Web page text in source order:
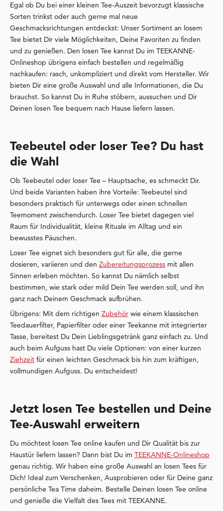
Egal ob Du bei einer kleinen Tee-Auszeit bevorzugt klassische
Sorten trinkst oder auch gerne mal neue
Geschmacksrichtungen entdeckst: Unser Sortiment an losem
Tee bietet Dir viele Möglichkeiten, Deine Favoriten zu finden
und zu genießen. Den losen Tee kannst Du im TEEKANNE-
Onlineshop übrigens einfach bestellen und regelmäßig
nachkaufen: rasch, unkompliziert und direkt vom Hersteller. Wir
bieten Dir eine große Auswahl und alle Informationen, die Du
brauchst. So kannst Du in Ruhe stöbern, aussuchen und Dir
Deinen losen Tee bequem nach Hause liefern lassen.
Teebeutel oder loser Tee? Du hast
die Wahl
Ob Teebeutel oder loser Tee – Hauptsache, es schmeckt Dir.
Und beide Varianten haben ihre Vorteile: Teebeutel sind
besonders praktisch für unterwegs oder einen schnellen
Teemoment zwischendurch. Loser Tee bietet dagegen viel
Raum für Individualität, kleine Rituale im Alltag und ein
bewusstes Päuschen.
Loser Tee eignet sich besonders gut für alle, die gerne
dosieren, variieren und den Zubereitungsprozess mit allen
Sinnen erleben möchten. So kannst Du nämlich selbst
bestimmen, wie stark oder mild Dein Tee werden soll, und ihn
ganz nach Deinem Geschmack aufbrühen.
Übrigens: Mit dem richtigen Zubehör wie einem klassischen
Teedauerfilter, Papierfilter oder einer Teekanne mit integrierter
Tasse, bereitest Du Dein Lieblingsgetränk ganz einfach zu. Und
auch beim Aufguss hast Du viele Optionen: von einer kurzen
Ziehzeit für einen leichten Geschmack bis hin zum kräftigen,
vollmundigen Aufguss. Du entscheidest!
Jetzt losen Tee bestellen und Deine
Tee-Auswahl erweitern
Du möchtest losen Tee online kaufen und Dir Qualität bis zur
Haustür liefern lassen? Dann bist Du im TEEKANNE-Onlineshop
genau richtig. Wir haben eine große Auswahl an losen Tees für
Dich! Ideal zum Verschenken, Ausprobieren oder für Deine ganz
persönliche Tea Time daheim. Bestelle Deinen losen Tee online
und genieße die Vielfalt des Tees mit TEEKANNE.